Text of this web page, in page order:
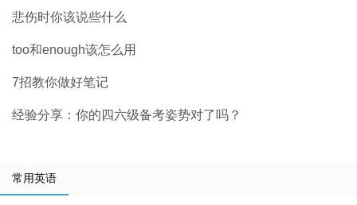
悲伤时你该说些什么
too和enough该怎么用
7招教你做好笔记
经验分享：你的四六级备考姿势对了吗？
常用英语